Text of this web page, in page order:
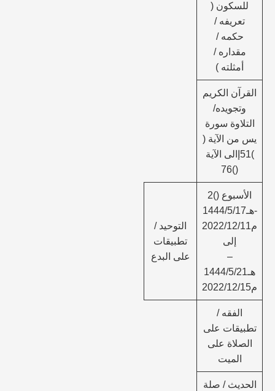
للسكون (
تعريفه /
حكمه /
مقداره /
أمثلته )
القرآن الكريم
وتجويده/
التلاوة سورة
يس من الآية (
)51إالى الآية
()76
الأسبوع ()2
-هـ1444/5/17
م2022/12/11
إلى
–
هـ1444/5/21
م2022/12/15
التوحيد /
تطبيقات
على البدع
الفقه /
تطبيقات على
الصلاة على
الميت
الحديث / صلة